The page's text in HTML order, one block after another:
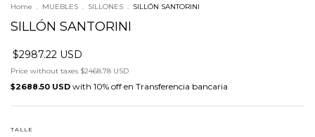
Home . MUEBLES . SILLONES . SILLÓN SANTORINI
SILLÓN SANTORINI
$2987.22 USD
Price without taxes $2468.78 USD
$2688.50 USD with Transferencia bancaria
TALLE